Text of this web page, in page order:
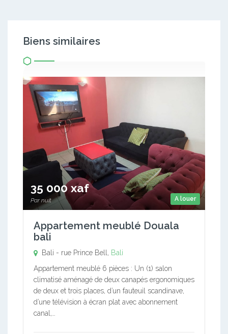
Biens similaires
A louer
35 000 xaf
Par nuit
Appartement meublé Douala
bali
Bali - rue Prince Bell,
Bali
Appartement meublé 6 pièces : Un (1) salon
climatisé aménagé de deux canapés ergonomiques
de deux et trois places, d’un fauteuil scandinave,
d’une télévision à écran plat avec abonnement
canal,…